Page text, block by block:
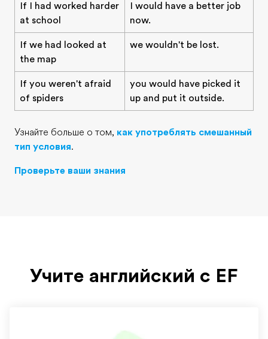
If I had worked harder
at school
I would have a better job
now.
If we had looked at
the map
we wouldn't be lost.
If you weren't afraid
of spiders
you would have picked it
up and put it outside.
Узнайте больше о том, как употреблять смешанный
тип условия.
Проверьте ваши знания
Учите английский с EF